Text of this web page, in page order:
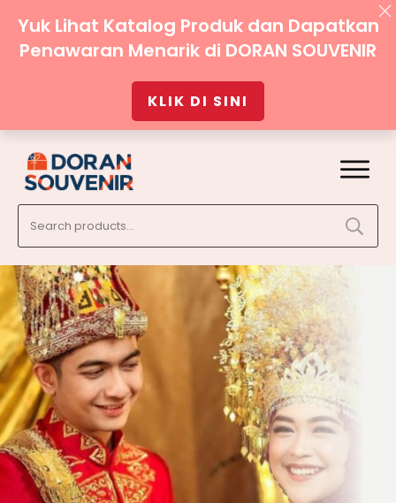
for:
Yuk Lihat Katalog Produk dan Dapatkan
Penawaran Menarik di DORAN SOUVENIR
KLIK DI SINI